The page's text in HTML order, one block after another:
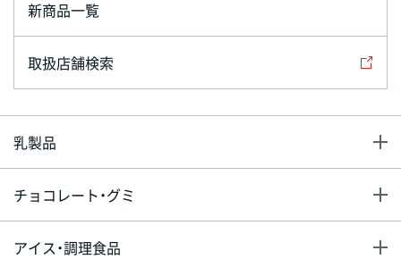
新商品一覧
取扱店舗検索
乳製品
チョコレート・グミ
アイス・調理食品